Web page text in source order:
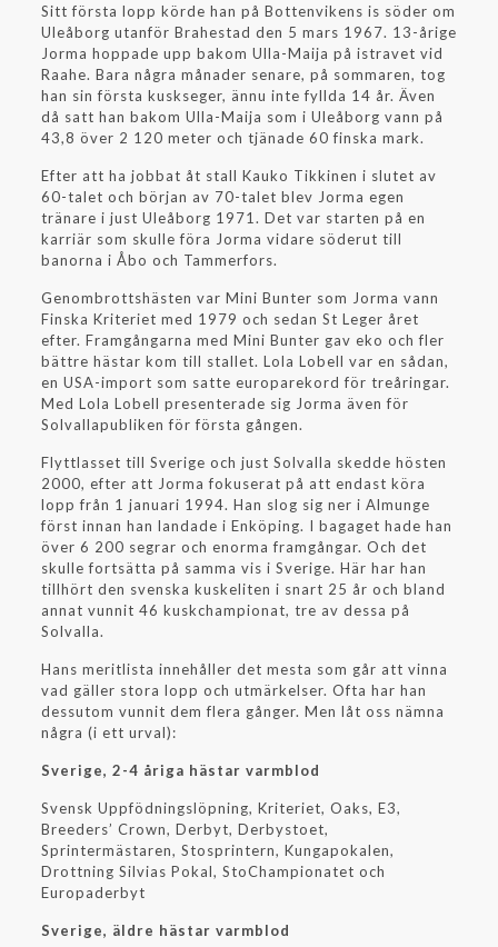
Sitt första lopp körde han på Bottenvikens is söder om
Uleåborg utanför Brahestad den 5 mars 1967. 13-årige
Jorma hoppade upp bakom Ulla-Maija på istravet vid
Raahe. Bara några månader senare, på sommaren, tog
han sin första kuskseger, ännu inte fyllda 14 år. Även
då satt han bakom Ulla-Maija som i Uleåborg vann på
43,8 över 2 120 meter och tjänade 60 finska mark.
Efter att ha jobbat åt stall Kauko Tikkinen i slutet av
60-talet och början av 70-talet blev Jorma egen
tränare i just Uleåborg 1971. Det var starten på en
karriär som skulle föra Jorma vidare söderut till
banorna i Åbo och Tammerfors.
Genombrottshästen var Mini Bunter som Jorma vann
Finska Kriteriet med 1979 och sedan St Leger året
efter. Framgångarna med Mini Bunter gav eko och fler
bättre hästar kom till stallet. Lola Lobell var en sådan,
en USA-import som satte europarekord för treåringar.
Med Lola Lobell presenterade sig Jorma även för
Solvallapubliken för första gången.
Flyttlasset till Sverige och just Solvalla skedde hösten
2000, efter att Jorma fokuserat på att endast köra
lopp från 1 januari 1994. Han slog sig ner i Almunge
först innan han landade i Enköping. I bagaget hade han
över 6 200 segrar och enorma framgångar. Och det
skulle fortsätta på samma vis i Sverige. Här har han
tillhört den svenska kuskeliten i snart 25 år och bland
annat vunnit 46 kuskchampionat, tre av dessa på
Solvalla.
Hans meritlista innehåller det mesta som går att vinna
vad gäller stora lopp och utmärkelser. Ofta har han
dessutom vunnit dem flera gånger. Men låt oss nämna
några (i ett urval):
Sverige, 2-4 åriga hästar varmblod
Svensk Uppfödningslöpning, Kriteriet, Oaks, E3,
Breeders’ Crown, Derbyt, Derbystoet,
Sprintermästaren, Stosprintern, Kungapokalen,
Drottning Silvias Pokal, StoChampionatet och
Europaderbyt
Sverige, äldre hästar varmblod